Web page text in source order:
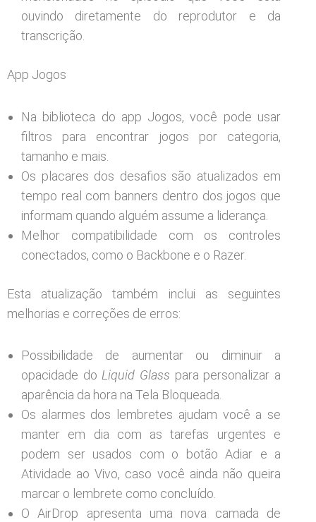
ouvindo diretamente do reprodutor e da
transcrição.
App Jogos
Na biblioteca do app Jogos, você pode usar
filtros para encontrar jogos por categoria,
tamanho e mais.
Os placares dos desafios são atualizados em
tempo real com banners dentro dos jogos que
informam quando alguém assume a liderança.
Melhor compatibilidade com os controles
conectados, como o Backbone e o Razer.
Esta atualização também inclui as seguintes
melhorias e correções de erros:
Possibilidade de aumentar ou diminuir a
opacidade doLiquid Glass para personalizar a
aparência da hora na Tela Bloqueada.
Os alarmes dos lembretes ajudam você a se
manter em dia com as tarefas urgentes e
podem ser usados com o botão Adiar e a
Atividade ao Vivo, caso você ainda não queira
marcar o lembrete como concluído.
O AirDrop apresenta uma nova camada de